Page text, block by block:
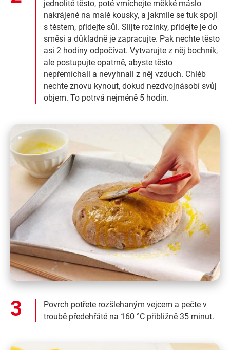
jednolité těsto, poté vmíchejte měkké máslo
nakrájené na malé kousky, a jakmile se tuk spojí
s těstem, přidejte sůl. Slijte rozinky, přidejte je do
směsi a důkladně je zapracujte. Pak nechte těsto
asi 2 hodiny odpočívat. Vytvarujte z něj bochník,
ale postupujte opatrně, abyste těsto
nepřemíchali a nevyhnali z něj vzduch. Chléb
nechte znovu kynout, dokud nezdvojnásobí svůj
objem. To potrvá nejméně 5 hodin.
Povrch potřete rozšlehaným vejcem a pečte v
troubě předehřáté na 160 °C přibližně 35 minut.